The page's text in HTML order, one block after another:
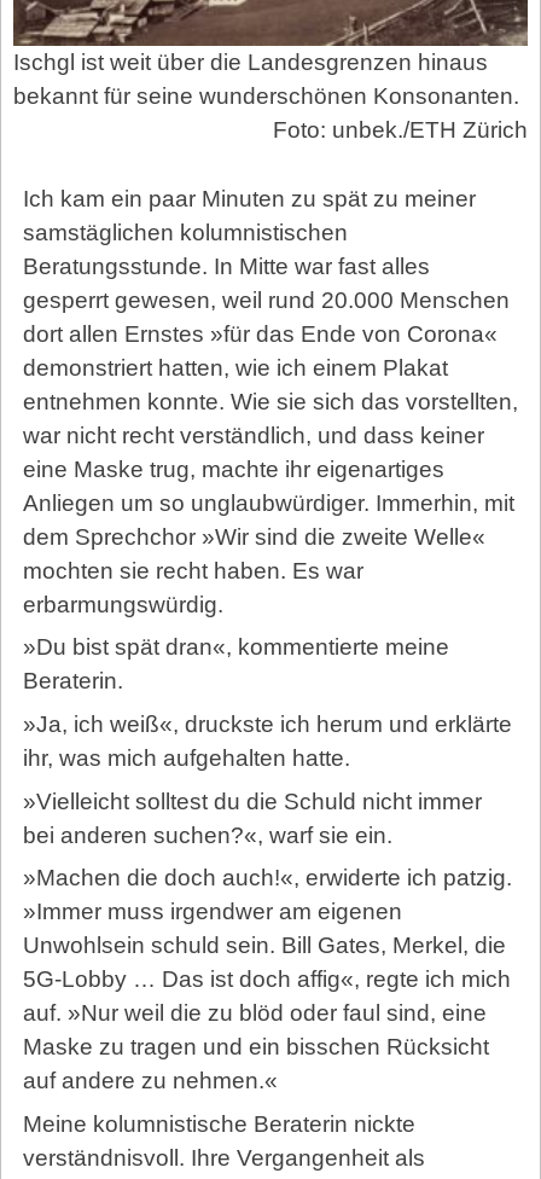
Ischgl ist weit über die Landesgrenzen hinaus
bekannt für seine wunderschönen Konsonanten.
Foto: unbek./ETH Zürich
Ich kam ein paar Minuten zu spät zu meiner
samstäglichen kolumnistischen
Beratungsstunde. In Mitte war fast alles
gesperrt gewesen, weil rund 20.000 Menschen
dort allen Ernstes »für das Ende von Corona«
demonstriert hatten, wie ich einem Plakat
entnehmen konnte. Wie sie sich das vorstellten,
war nicht recht verständlich, und dass keiner
eine Maske trug, machte ihr eigenartiges
Anliegen um so unglaubwürdiger. Immerhin, mit
dem Sprechchor »Wir sind die zweite Welle«
mochten sie recht haben. Es war
erbarmungswürdig.
»Du bist spät dran«, kommentierte meine
Beraterin.
»Ja, ich weiß«, druckste ich herum und erklärte
ihr, was mich aufgehalten hatte.
»Vielleicht solltest du die Schuld nicht immer
bei anderen suchen?«, warf sie ein.
»Machen die doch auch!«, erwiderte ich patzig.
»Immer muss irgendwer am eigenen
Unwohlsein schuld sein. Bill Gates, Merkel, die
5G-Lobby … Das ist doch affig«, regte ich mich
auf. »Nur weil die zu blöd oder faul sind, eine
Maske zu tragen und ein bisschen Rücksicht
auf andere zu nehmen.«
Meine kolumnistische Beraterin nickte
verständnisvoll. Ihre Vergangenheit als